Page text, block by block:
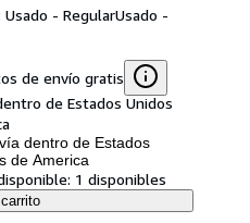
Usado - RegularUsado -
de envío gratis
de Estados Unidos
dentro de Estados
de America
1 disponibles